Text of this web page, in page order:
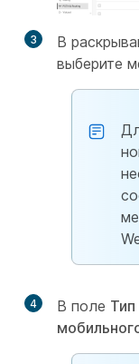
3 В
выберите
4 В поле